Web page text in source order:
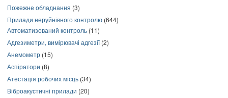
Пожежне обладнання (3)
Прилади неруйнівного контролю (644)
Автоматизований контроль (11)
Адгезиметри, вимірювачі адгезії(2)
Анемометр (15)
Аспіратори (8)
Атестація робочих місць (34)
Віброакустичні прилади (20)